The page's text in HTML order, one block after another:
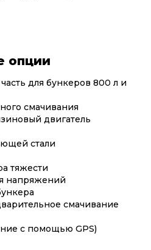
опции
для бункеров 800 л и
смачивания
двигатель
стали
тяжести
напряжений
смачивание
с помощью GPS)